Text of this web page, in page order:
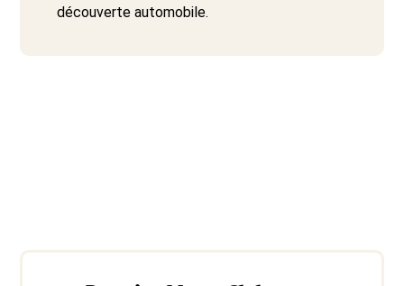
découverte automobile.